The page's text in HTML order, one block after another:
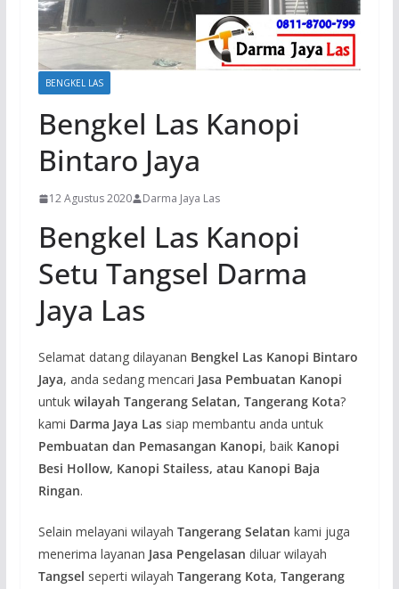
BENGKEL LAS
Bengkel Las Kanopi
Bintaro Jaya
12 Agustus 2020 Darma Jaya Las
Bengkel Las Kanopi
Setu Tangsel Darma
Jaya Las
Selamat datang dilayanan Bengkel Las Kanopi Bintaro
Jaya, anda sedang mencari Jasa Pembuatan Kanopi
untuk wilayah Tangerang Selatan, Tangerang Kota?
kami Darma Jaya Lassiap membantu anda untuk
Pembuatan dan Pemasangan Kanopi, baik Kanopi
Besi Hollow, Kanopi Stailess, atau Kanopi Baja
Ringan.
Selain melayani wilayah Tangerang Selatan kami juga
menerima layanan Jasa Pengelasan diluar wilayah
Tangsel seperti wilayah Tangerang Kota, Tangerang